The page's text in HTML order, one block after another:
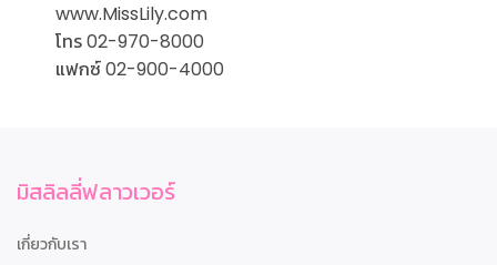
www.MissLily.com
โทร 02-970-8000
แฟกซ์ 02-900-4000
มิสลิลลี่ฟลาวเวอร์
เกี่ยวกับเรา